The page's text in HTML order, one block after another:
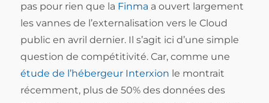
pas pour rien que la Finma a ouvert largement
les vannes de l’externalisation vers le Cloud
public en avril dernier. Il s’agit ici d’une simple
question de compétitivité. Car, comme une
étude de l’hébergeur Interxion le montrait
récemment, plus de 50% des données des